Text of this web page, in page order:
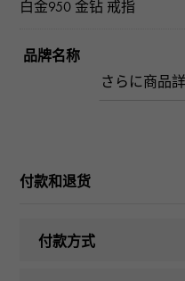
白金950 金钻 戒指
品牌名称
柚木﨑精选珠宝
女士们
付款和退货
付款方式